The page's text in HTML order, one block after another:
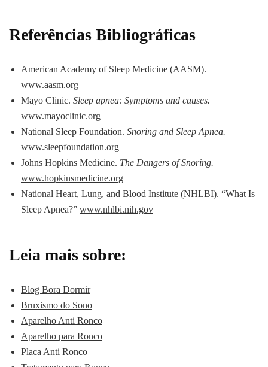
Referências Bibliográficas
American Academy of Sleep Medicine (AASM).
www.aasm.org
Mayo Clinic. Sleep apnea: Symptoms and causes.
www.mayoclinic.org
National Sleep Foundation. Snoring and Sleep Apnea.
www.sleepfoundation.org
Johns Hopkins Medicine. The Dangers of Snoring.
www.hopkinsmedicine.org
National Heart, Lung, and Blood Institute (NHLBI). “What Is
Sleep Apnea?” www.nhlbi.nih.gov
Leia mais sobre:
Blog Bora Dormir
Bruxismo do Sono
Aparelho Anti Ronco
Aparelho para Ronco
Placa Anti Ronco